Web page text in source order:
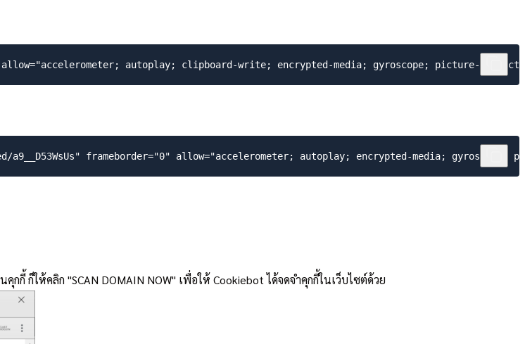
ก็ให้คลิก "SCAN DOMAIN NOW" เพื่อให้ Cookiebot ได้จดจำคุกกี้ในเว็บไซต์ด้วย